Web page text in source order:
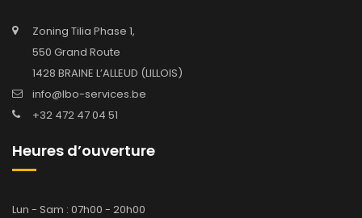
Zoning Tilia Phase 1,
550 Grand Route
1428 BRAINE L’ALLEUD (LILLOIS)
info@lbo-services.be
+32 472 47 04 51
Heures d’ouverture
Lun - Sam : 07h00 - 20h00